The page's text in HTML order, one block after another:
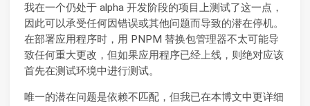
我在一个仍处于 alpha 开发阶段的项目上测试了这一点，
因此可以承受任何因错误或其他问题而导致的潜在停机。
在部署应用程序时，用 PNPM 替换包管理器不太可能导
致任何重大更改，但如果应用程序已经上线，则绝对应该
首先在测试环境中进行测试。
唯一的潜在问题是依赖不匹配，但我已在本博文中更详细